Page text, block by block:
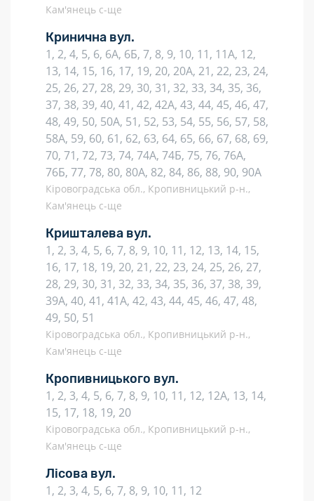
Кам'янець с-ще
Кринична вул.
1, 2, 4, 5, 6, 6А, 6Б, 7, 8, 9, 10, 11, 11А, 12,
13, 14, 15, 16, 17, 19, 20, 20А, 21, 22, 23, 24,
25, 26, 27, 28, 29, 30, 31, 32, 33, 34, 35, 36,
37, 38, 39, 40, 41, 42, 42А, 43, 44, 45, 46, 47,
48, 49, 50, 50А, 51, 52, 53, 54, 55, 56, 57, 58,
58А, 59, 60, 61, 62, 63, 64, 65, 66, 67, 68, 69,
70, 71, 72, 73, 74, 74А, 74Б, 75, 76, 76А,
76Б, 77, 78, 80, 80А, 82, 84, 86, 88, 90, 90А
Кіровоградська обл., Кропивницький р-н.,
Кам'янець с-ще
Кришталева вул.
1, 2, 3, 4, 5, 6, 7, 8, 9, 10, 11, 12, 13, 14, 15,
16, 17, 18, 19, 20, 21, 22, 23, 24, 25, 26, 27,
28, 29, 30, 31, 32, 33, 34, 35, 36, 37, 38, 39,
39А, 40, 41, 41А, 42, 43, 44, 45, 46, 47, 48,
49, 50, 51
Кіровоградська обл., Кропивницький р-н.,
Кам'янець с-ще
Кропивницького вул.
1, 2, 3, 4, 5, 6, 7, 8, 9, 10, 11, 12, 12А, 13, 14,
15, 17, 18, 19, 20
Кіровоградська обл., Кропивницький р-н.,
Кам'янець с-ще
Лісова вул.
1, 2, 3, 4, 5, 6, 7, 8, 9, 10, 11, 12